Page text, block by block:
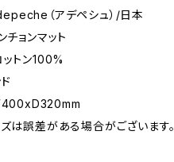
（アデペシュ）/日本
チョンマット
ットン100%
ズは誤差がある場合がございます。